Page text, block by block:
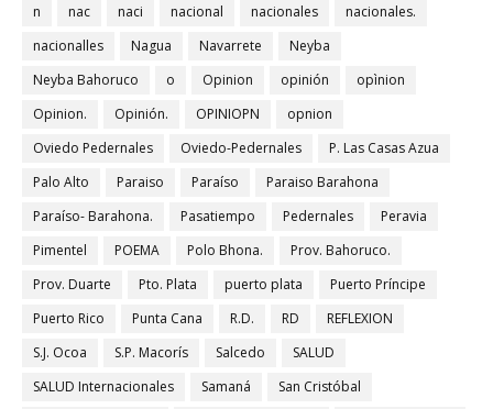
n
nac naci nacional nacionales
nacionales.
nacionalles
Nagua Navarrete
Neyba
Neyba Bahoruco
o Opinion opinión
opìnion
Opinion.
Opinión. OPINIOPN
opnion
Oviedo Pedernales
Oviedo-Pedernales
P. Las Casas Azua
Palo Alto
Paraiso Paraíso
Paraiso Barahona
Paraíso- Barahona.
Pasatiempo Pedernales
Peravia
Pimentel
POEMA Polo Bhona.
Prov. Bahoruco.
Prov. Duarte
Pto. Plata puerto plata
Puerto Príncipe
Puerto Rico
Punta Cana R.D. RD
REFLEXION
S.J. Ocoa
S.P. Macorís Salcedo
SALUD
SALUD Internacionales
Samaná
San Cristóbal